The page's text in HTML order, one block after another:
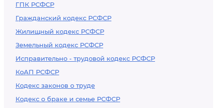
ГПК РСФСР
Гражданский кодекс РСФСР
Жилищный кодекс РСФСР
Земельный кодекс РСФСР
Исправительно - трудовой кодекс РСФСР
КоАП РСФСР
Кодекс законов о труде
Кодекс о браке и семье РСФСР